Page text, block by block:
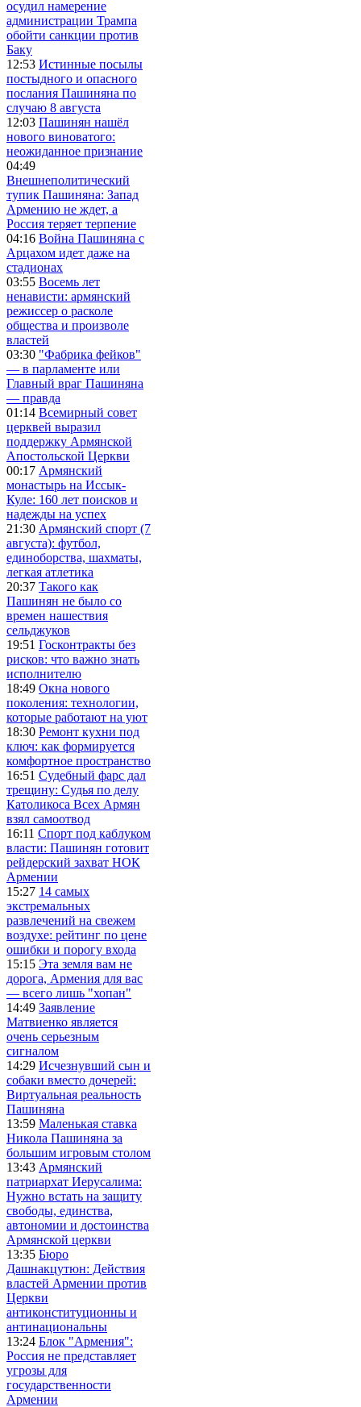
осудил намерение
администрации Трампа
обойти санкции против
Баку
12:53 Истинные посылы
постыдного и опасного
послания Пашиняна по
случаю 8 августа
12:03 Пашинян нашёл
нового виноватого:
неожиданное признание
04:49
Внешнеполитический
тупик Пашиняна: Запад
Армению не ждет, а
Россия теряет терпение
04:16 Война Пашиняна с
Арцахом идет даже на
стадионах
03:55 Восемь лет
ненависти: армянский
режиссер о расколе
общества и произволе
властей
03:30 "Фабрика фейков"
— в парламенте или
Главный враг Пашиняна
— правда
01:14 Всемирный совет
церквей выразил
поддержку Армянской
Апостольской Церкви
00:17 Армянский
монастырь на Иссык-
Куле: 160 лет поисков и
надежды на успех
21:30 Армянский спорт (7
августа): футбол,
единоборства, шахматы,
легкая атлетика
20:37 Такого как
Пашинян не было со
времен нашествия
сельджуков
19:51 Госконтракты без
рисков: что важно знать
исполнителю
18:49 Окна нового
поколения: технологии,
которые работают на уют
18:30 Ремонт кухни под
ключ: как формируется
комфортное пространство
16:51 Судебный фарс дал
трещину: Судья по делу
Католикоса Всех Армян
взял самоотвод
16:11 Спорт под каблуком
власти: Пашинян готовит
рейдерский захват НОК
Армении
15:27 14 самых
экстремальных
развлечений на свежем
воздухе: рейтинг по цене
ошибки и порогу входа
15:15 Эта земля вам не
дорога, Армения для вас
— всего лишь "хопан"
14:49 Заявление
Матвиенко является
очень серьезным
сигналом
14:29 Исчезнувший сын и
собаки вместо дочерей:
Виртуальная реальность
Пашиняна
13:59 Маленькая ставка
Никола Пашиняна за
большим игровым столом
13:43 Армянский
патриархат Иерусалима:
Нужно встать на защиту
свободы, единства,
автономии и достоинства
Армянской церкви
13:35 Бюро
Дашнакцутюн: Действия
властей Армении против
Церкви
антиконституционны и
антинациональны
13:24 Блок "Армения":
Россия не представляет
угрозы для
государственности
Армении